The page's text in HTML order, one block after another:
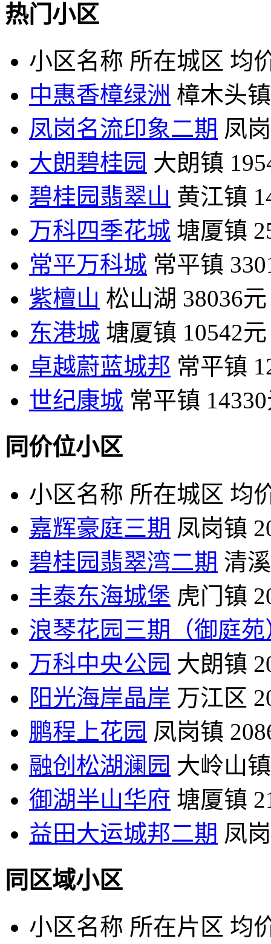
热门小区
小区名称 所在城区 均
中惠香樟绿洲 樟木头镇
凤岗名流印象二期 凤
大朗碧桂园 大朗镇
碧桂园翡翠山 黄江镇
万科四季花城 塘厦镇
常平万科城 常平镇
紫檀山 松山湖 38036元
东港城 塘厦镇 10542元
卓越蔚蓝城邦 常平镇
世纪康城 常平镇
同价位小区
小区名称 所在城区 均
嘉辉豪庭三期 凤岗镇
碧桂园翡翠湾二期 清
丰泰东海城堡 虎门镇
浪琴花园三期（御庭苑
万科中央公园 大朗镇
阳光海岸晶岸 万江区
鹏程上花园 凤岗镇
融创松湖澜园 大岭山镇
御湖半山华府 塘厦镇
益田大运城邦二期 凤
同区域小区
小区名称 所在片区 均